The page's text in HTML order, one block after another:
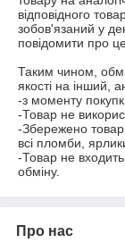
відповідного
зобов'язаний у
повідомити про
Таким чином,
якості на інший,
-з моменту
-Товар не
-Збережено
всі пломби,
-Товар не
обміну.
Про нас